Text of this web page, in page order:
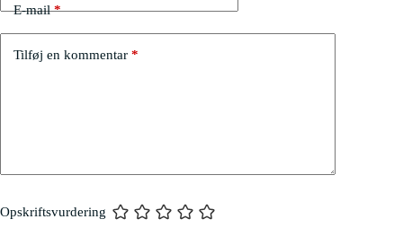
E-mail*
Tilføj en kommentar *
Opskriftsvurdering